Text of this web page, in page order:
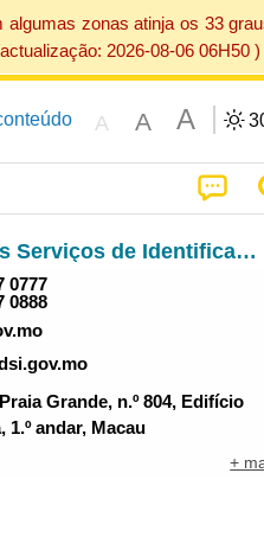
zonas atinja os 33
2026-08-06 06H50 )
A A A
Direcção dos Serviços de Identificação
0777
0888
Grande, n.º 804, Edifício
1.º andar, Macau
+